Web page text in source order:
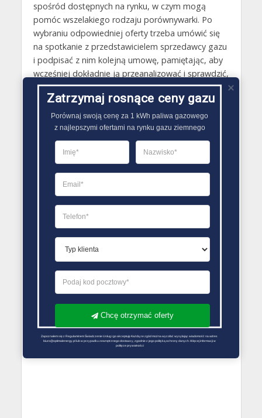
spośród dostępnych na rynku, w czym mogą
pomóc wszelakiego rodzaju porównywarki. Po
wybraniu odpowiedniej oferty trzeba umówić się
na spotkanie z przedstawicielem sprzedawcy gazu
i podpisać z nim kolejną umowę, pamiętając, aby
wcześniej dokładnie ją przeanalizować i sprawdzić,
czy wszystkie jej zapisy są zgodne z ustaleniami.
Przy zawieraniu umowy przedstawiciel sprzedawcy
gazu zaproponuje także podpisanie
pełnomocnictwa. Warto zdecydować się na tę
opcję, dzięki niej to nowa firma zajmie się
wszelkimi formalnościami związanymi z
poinformowaniem OSD o zmianie dostawcy gazu..
PORÓWNYWARKA OFERT GAZU
Zatrzymaj rosnące ceny gazu
Porównaj swoją cenę za 1 kWh paliwa gazowego
z najlepszymi ofertami na rynku gazu ziemnego
Chcę otrzymać oferty
Zapoznałem się z Regulaminem Świadczenie Usług i go akceptuję Każdą ze zgód można wycofać wysyłając wiadomość na adres
biuro@optimalenergy.pl lub w przypadku zewnętrznego dostawcy, zgodnie z jego polityką ochrony danych. Więcej informacji w
polityce prywatności